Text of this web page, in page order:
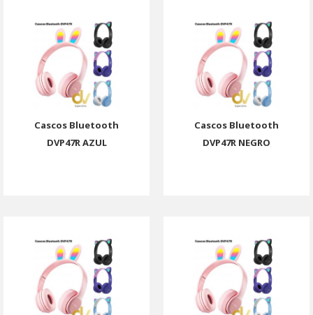
Cascos Bluetooth
DVP47R AZUL
Cascos Bluetooth
DVP47R NEGRO